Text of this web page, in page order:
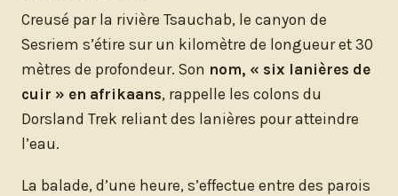
Creusé par la rivière Tsauchab, le canyon de
Sesriem s’étire sur un kilomètre de longueur et 30
mètres de profondeur. Son nom, « six lanières de
cuir » en afrikaans, rappelle les colons du
Dorsland Trek reliant des lanières pour atteindre
l’eau.
La balade, d’une heure, s’effectue entre des parois